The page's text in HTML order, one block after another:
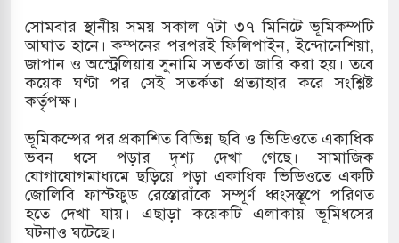
জাদুঘর নতুন বাংলাদেশের পথচলার কেন্দ্র হবে: ড.
বিভিন্ন খাতে সৌদির বিনিয়োগের আহবান প্রধানমন্ত্রীর
হামলায় ছাত্রদল ও ছাত্রলীগের আচরণ ইসরায়েলের
সোমবার স্থানীয় সময় সকাল ৭টা ৩৭ মিনিটে ভূমিকম্পটি
আঘাত হানে। কম্পনের পরপরই ফিলিপাইন, ইন্দোনেশিয়া,
জাপান ও অস্ট্রেলিয়ায় সুনামি সতর্কতা জারি করা হয়। তবে
কয়েক ঘণ্টা পর সেই সতর্কতা প্রত্যাহার করে সংশ্লিষ্ট
কর্তৃপক্ষ।
ভূমিকম্পের পর প্রকাশিত বিভিন্ন ছবি ও ভিডিওতে একাধিক
ভবন ধসে পড়ার দৃশ্য দেখা গেছে। সামাজিক
যোগাযোগমাধ্যমে ছড়িয়ে পড়া একাধিক ভিডিওতে একটি
জোলিবি ফাস্টফুড রেস্তোরাঁকে সম্পূর্ণ ধ্বংসস্তূপে পরিণত
হতে দেখা যায়। এছাড়া কয়েকটি এলাকায় ভূমিধসের
ঘটনাও ঘটেছে।